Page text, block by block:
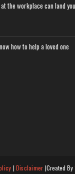
the workplace can land you
how to help a loved one
| Disclaimer |Created By